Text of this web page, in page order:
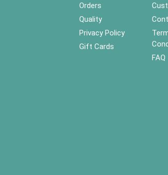
Orders
Quality
Privacy Policy
Gift Cards
FAQ